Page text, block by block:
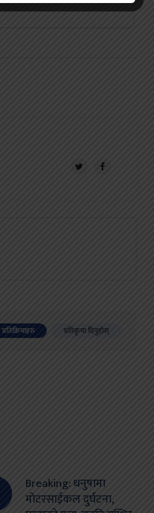
प्रतिक्रियाहरु प्रतिकृया दिनुहोस्
Breaking: धनुषामा
मोटरसाईकल दुर्घटना,